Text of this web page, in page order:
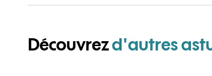
Découvrezd'autres